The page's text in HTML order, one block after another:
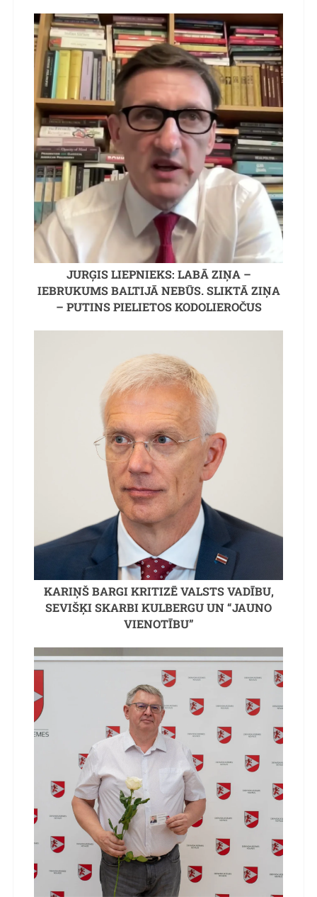
JURĢIS LIEPNIEKS: LABĀ ZIŅA –
IEBRUKUMS BALTIJĀ NEBŪS. SLIKTĀ ZIŅA
– PUTINS PIELIETOS KODOLIEROČUS
KARIŅŠ BARGI KRITIZĒ VALSTS VADĪBU,
SEVIŠĶI SKARBI KULBERGU UN “JAUNO
VIENOTĪBU”